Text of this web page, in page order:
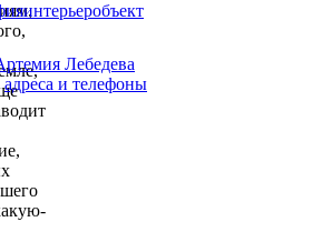
интерьеробъект
Лебедева
адреса и телефоны